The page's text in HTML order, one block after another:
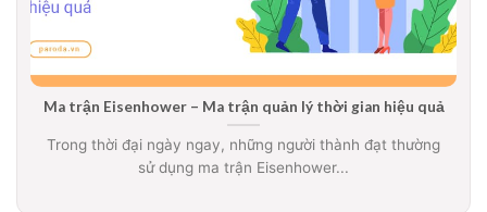
Ma trận Eisenhower – Ma trận quản lý thời gian hiệu quả
Trong thời đại ngày ngay, những người thành đạt thường
sử dụng ma trận Eisenhower...